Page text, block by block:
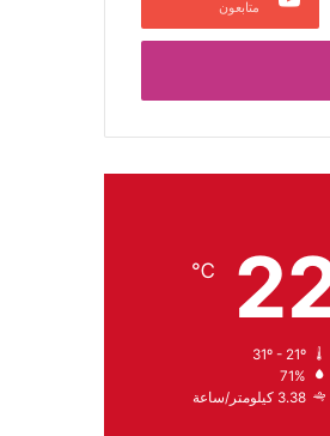
متابعون
℃
71%
3.38 كيلومتر/ساعة